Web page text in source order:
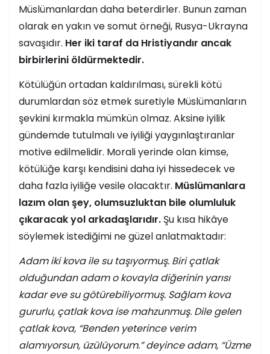
Müslümanlardan daha beterdirler. Bunun zaman
olarak en yakın ve somut örneği, Rusya-Ukrayna
savaşıdır. Her iki taraf da Hristiyandır ancak
birbirlerini öldürmektedir.
Kötülüğün ortadan kaldırılması, sürekli kötü
durumlardan söz etmek suretiyle Müslümanların
şevkini kırmakla mümkün olmaz. Aksine iyilik
gündemde tutulmalı ve iyiliği yaygınlaştıranlar
motive edilmelidir. Morali yerinde olan kimse,
kötülüğe karşı kendisini daha iyi hissedecek ve
daha fazla iyiliğe vesile olacaktır. Müslümanlara
lazım olan şey, olumsuzluktan bile olumluluk
çıkaracak yol arkadaşlarıdır. Şu kısa hikâye
söylemek istediğimi ne güzel anlatmaktadır:
Adam iki kova ile su taşıyormuş. Biri çatlak
olduğundan adam o kovayla diğerinin yarısı
kadar eve su götürebiliyormuş. Sağlam kova
gururlu, çatlak kova ise mahzunmuş. Dile gelen
çatlak kova, “Benden yeterince verim
alamıyorsun, üzülüyorum.” deyince adam, “Üzme